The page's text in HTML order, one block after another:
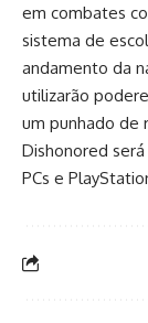
em combates
sistema de
andamento da
utilizarão
um punhado de
Dishonored
PCs e